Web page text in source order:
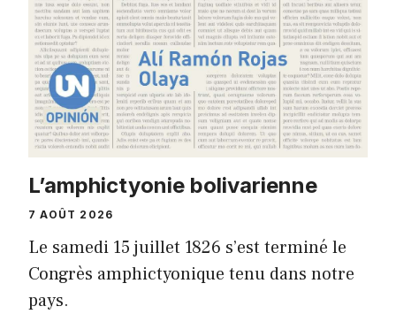
L’amphictyonie bolivarienne
7 AOÛT 2026
Le samedi 15 juillet 1826 s’est terminé le
Congrès amphictyonique tenu dans notre
pays.